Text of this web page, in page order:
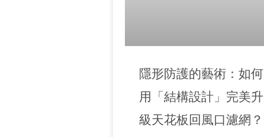
隱形防護的藝術：如何
用「結構設計」完美升
級天花板回風口濾網？